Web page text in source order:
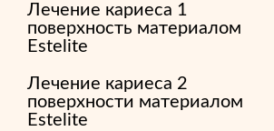
Лечение кариеса 1
поверхность материалом
Estelite
Лечение кариеса 2
поверхности материалом
Estelite